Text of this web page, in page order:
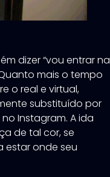
dizer “vou entrar na
mais o tempo
o real e virtual,
substituído por
Instagram. A ida
de tal cor, se
estar onde seu